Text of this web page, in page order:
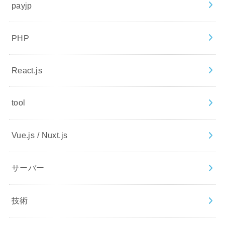
payjp
PHP
React.js
tool
Vue.js / Nuxt.js
サーバー
技術